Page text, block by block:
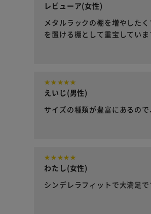
レビューア(女性)
メタルラックの棚を増やした
を置ける棚として重宝していま
えいじ(男性)
サイズの種類が豊富にあるの
わたし(女性)
シンデレラフィットで大満足